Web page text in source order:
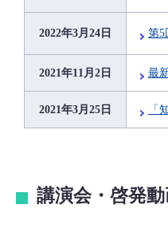
2022年3月24日 第5
2021年11月2日 最
2021年3月25日 「
講演会・啓発